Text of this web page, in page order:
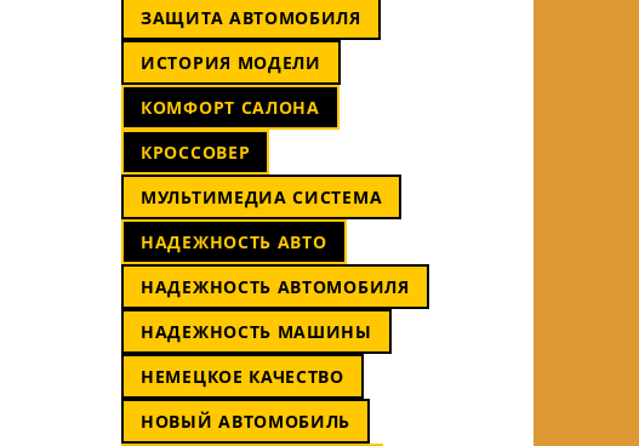
ЗАЩИТА АВТОМОБИЛЯ
ИСТОРИЯ МОДЕЛИ
КОМФОРТ САЛОНА
КРОССОВЕР
МУЛЬТИМЕДИА СИСТЕМА
НАДЕЖНОСТЬ АВТО
НАДЕЖНОСТЬ АВТОМОБИЛЯ
НАДЕЖНОСТЬ МАШИНЫ
НЕМЕЦКОЕ КАЧЕСТВО
НОВЫЙ АВТОМОБИЛЬ